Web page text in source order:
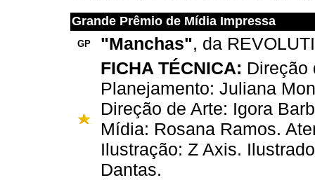
Grande Prêmio de Mídia Impressa
GP "Manchas", da
FICHA TÉCNICA: Direção
Planejamento: Juliana
Direção de Arte: Igora
Mídia: Rosana Ramos.
Ilustração: Z Axis.
Dantas.